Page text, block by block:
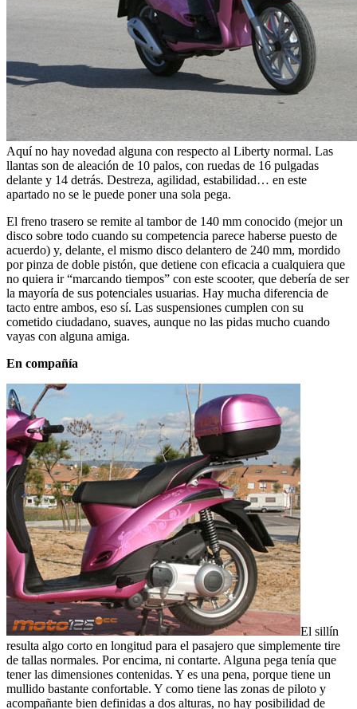
Aquí no hay novedad alguna con respecto al Liberty normal. Las
llantas son de aleación de 10 palos, con ruedas de 16 pulgadas
delante y 14 detrás. Destreza, agilidad, estabilidad… en este
apartado no se le puede poner una sola pega.
El freno trasero se remite al tambor de 140 mm conocido (mejor un
disco sobre todo cuando su competencia parece haberse puesto de
acuerdo) y, delante, el mismo disco delantero de 240 mm, mordido
por pinza de doble pistón, que detiene con eficacia a cualquiera que
no quiera ir “marcando tiempos” con este scooter, que debería de ser
la mayoría de sus potenciales usuarias. Hay mucha diferencia de
tacto entre ambos, eso sí. Las suspensiones cumplen con su
cometido ciudadano, suaves, aunque no las pidas mucho cuando
vayas con alguna amiga.
En compañía
El sillín
resulta algo corto en longitud para el pasajero que simplemente tire
de tallas normales. Por encima, ni contarte. Alguna pega tenía que
tener las dimensiones contenidas. Y es una pena, porque tiene un
mullido bastante confortable. Y como tiene las zonas de piloto y
acompañante bien definidas a dos alturas, no hay posibilidad de